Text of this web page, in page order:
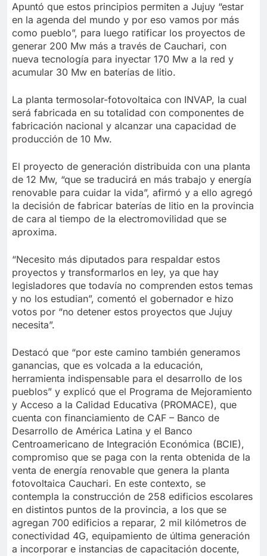
Apuntó que estos principios permiten a Jujuy “estar
en la agenda del mundo y por eso vamos por más
como pueblo”, para luego ratificar los proyectos de
generar 200 Mw más a través de Cauchari, con
nueva tecnología para inyectar 170 Mw a la red y
acumular 30 Mw en baterías de litio.
La planta termosolar-fotovoltaica con INVAP, la cual
será fabricada en su totalidad con componentes de
fabricación nacional y alcanzar una capacidad de
producción de 10 Mw.
El proyecto de generación distribuida con una planta
de 12 Mw, “que se traducirá en más trabajo y energía
renovable para cuidar la vida”, afirmó y a ello agregó
la decisión de fabricar baterías de litio en la provincia
de cara al tiempo de la electromovilidad que se
aproxima.
“Necesito más diputados para respaldar estos
proyectos y transformarlos en ley, ya que hay
legisladores que todavía no comprenden estos temas
y no los estudian”, comentó el gobernador e hizo
votos por “no detener estos proyectos que Jujuy
necesita”.
Destacó que “por este camino también generamos
ganancias, que es volcada a la educación,
herramienta indispensable para el desarrollo de los
pueblos” y explicó que el Programa de Mejoramiento
y Acceso a la Calidad Educativa (PROMACE), que
cuenta con financiamiento de CAF – Banco de
Desarrollo de América Latina y el Banco
Centroamericano de Integración Económica (BCIE),
compromiso que se paga con la renta obtenida de la
venta de energía renovable que genera la planta
fotovoltaica Cauchari. En este contexto, se
contempla la construcción de 258 edificios escolares
en distintos puntos de la provincia, a los que se
agregan 700 edificios a reparar, 2 mil kilómetros de
conectividad 4G, equipamiento de última generación
a incorporar e instancias de capacitación docente,